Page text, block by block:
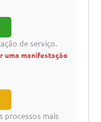
de serviço.
uma manifestação
processos mais